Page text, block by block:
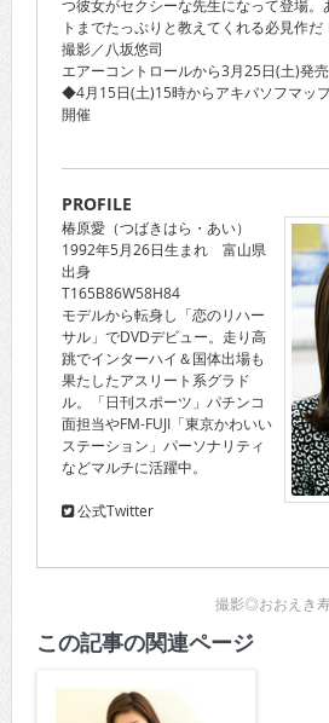
つ彼女がセクシーな先生になって登場。
トまでたっぷりと教えてくれる必見作だ
撮影／八坂悠司
エアーコントロールから3月25日(土)発
◆4月15日(土)15時からアキバソフマッ
開催
PROFILE
椿原愛（つばきはら・あい）
1992年5月26日生まれ 富山県
出身
T165B86W58H84
モデルから転身し「恋のリハー
サル」でDVDデビュー。走り高
跳でインターハイ＆国体出場も
果たしたアスリート系グラド
ル。「日刊スポーツ」パチンコ
面担当やFM-FUJI「東京かわいい
ステーション」パーソナリティ
などマルチに活躍中。
公式Twitter
撮影◎おおえき
この記事の関連ページ